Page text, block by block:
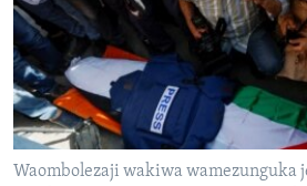
Waombolezaji wakiwa wamezunguka